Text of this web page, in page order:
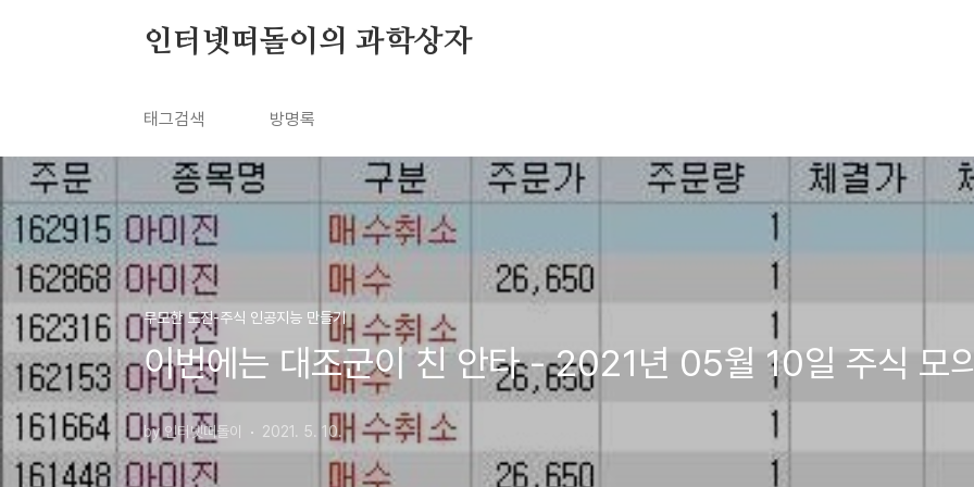
인터넷떠돌이의 과학상자
태그검색 방명록
무모한 도전-주식 인공지능 만들기
이번에는 대조군이 친 안타 - 2021년 05월 10일 주식 모
by 인터넷떠돌이 2021. 5. 10.